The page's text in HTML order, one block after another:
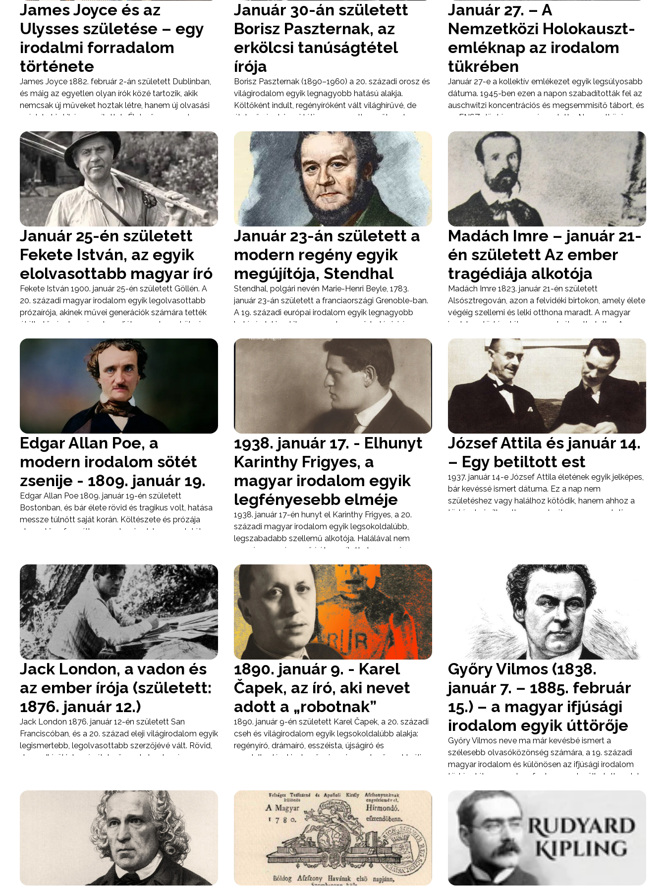
James Joyce és az
Ulysses születése – egy
irodalmi forradalom
története
James Joyce 1882. február 2-án született Dublinban,
és máig az egyetlen olyan írók közé tartozik, akik
nemcsak új műveket hoztak létre, hanem új olvasási
módokat is kikényszerítettek. Életműve a modern
irodalom egyik sarokköve, amely alapjaiban formálta
át a regényről, a nyelvről és a tudatról való
gondolkodást.
Január 30-án született
Borisz Paszternak, az
erkölcsi tanúságtétel
írója
Borisz Paszternak (1890–1960) a 20. századi orosz és
világirodalom egyik legnagyobb hatású alakja.
Költőként indult, regényíróként vált világhírűvé, de
életművének igazi tétje nem egyetlen műben, hanem
az erkölcsi következetességben rejlik, amely írásait és
életútját egyaránt áthatotta.
Január 27. – A
Nemzetközi Holokauszt-
emléknap az irodalom
tükrében
Január 27-e a kollektív emlékezet egyik legsúlyosabb
dátuma. 1945-ben ezen a napon szabadították fel az
auschwitzi koncentrációs és megsemmisítő tábort, és
az ENSZ döntése nyomán ez lett a Nemzetközi
Holokauszt-emléknap. A történelmi tényeken túl ez a
nap az irodalom számára is megkerülhetetlen: a 20.
század egyik legmélyebb morális traumáját
hordozza.
Január 25-én született
Fekete István, az egyik
elolvasottabb magyar író
Fekete István 1900. január 25-én született Göllén. A
20. századi magyar irodalom egyik legolvasottabb
prózaírója, akinek művei generációk számára tették
átélhetővé a természet rendjét, az ember erkölcsi
felelősségét és a hagyományos vidéki életformát.
Január 23-án született a
modern regény egyik
megújítója, Stendhal
Stendhal, polgári nevén Marie-Henri Beyle, 1783.
január 23-án született a franciaországi Grenoble-ban.
A 19. századi európai irodalom egyik legnagyobb
hatású alakja, akit ma a modern pszichológiai és
realista regény előfutáraként tartunk számon, noha
saját korában művei csak korlátozott elismerést
kaptak.
Madách Imre – január 21-
én született Az ember
tragédiája alkotója
Madách Imre 1823. január 21-én született
Alsósztregován, azon a felvidéki birtokon, amely élete
végéig szellemi és lelki otthona maradt. A magyar
irodalom történetében neve elválaszthatatlan Az
ember tragédiája című drámai költeménytől, amely
nemcsak nemzeti klasszikus, hanem a világirodalom
egyik legsajátosabb filozófiai műve is.
Edgar Allan Poe, a
modern irodalom sötét
zsenije - 1809. január 19.
Edgar Allan Poe 1809. január 19-én született
Bostonban, és bár élete rövid és tragikus volt, hatása
messze túlnőtt saját korán. Költészete és prózája
alapvetően formálta a modern irodalom arculatát:
klasszikus hagyományáról.&nbsp;
1938. január 17. - Elhunyt
Karinthy Frigyes, a
magyar irodalom egyik
legfényesebb elméje
1938. január 17-én hunyt el Karinthy Frigyes, a 20.
századi magyar irodalom egyik legsokoldalúbb,
legszabadabb szellemű alkotója. Halálával nem
csupán egy népszerű írót veszített el az ország,
hanem egy olyan gondolkodót is, aki páratlan
élességgel, humorral és intellektuális bátorsággal
vizsgálta az emberi lét, a nyelv és a társadalom
kérdéseit.
József Attila és január 14.
– Egy betiltott est
1937. január 14-e József Attila életének egyik jelképes,
bár kevéssé ismert dátuma. Ez a nap nem
születéshez vagy halálhoz kötődik, hanem ahhoz a
történelmi pillanathoz, amely élesen megmutatja a
Jack London, a vadon és
az ember írója (született:
1876. január 12.)
Jack London 1876. január 12-én született San
Franciscóban, és a 20. század eleji világirodalom egyik
legismertebb, legolvasottabb szerzőjévé vált. Rövid,
de rendkívül intenzív életműve a kalandregény, a
tesz fel emberről, szabadságról és túlélésről.
1890. január 9. - Karel
Čapek, az író, aki nevet
adott a „robotnak”
1890. január 9-én született Karel Čapek, a 20. századi
cseh és világirodalom egyik legsokoldalúbb alakja:
regényíró, drámaíró, esszéista, újságíró és
gondolkodó, akinek művei ma is meglepően aktuális
Győry Vilmos (1838.
január 7. – 1885. február
15.) – a magyar ifjúsági
irodalom egyik úttörője
Győry Vilmos neve ma már kevésbé ismert a
szélesebb olvasóközönség számára, a 19. századi
magyar irodalom és különösen az ifjúsági irodalom
történetében azonban fontos, megkerülhetetlen alak.
1838. január 7-én született, s rövid, de termékeny
életútja során íróként, költőként és műfordítóként is
jelentős munkát végzett.